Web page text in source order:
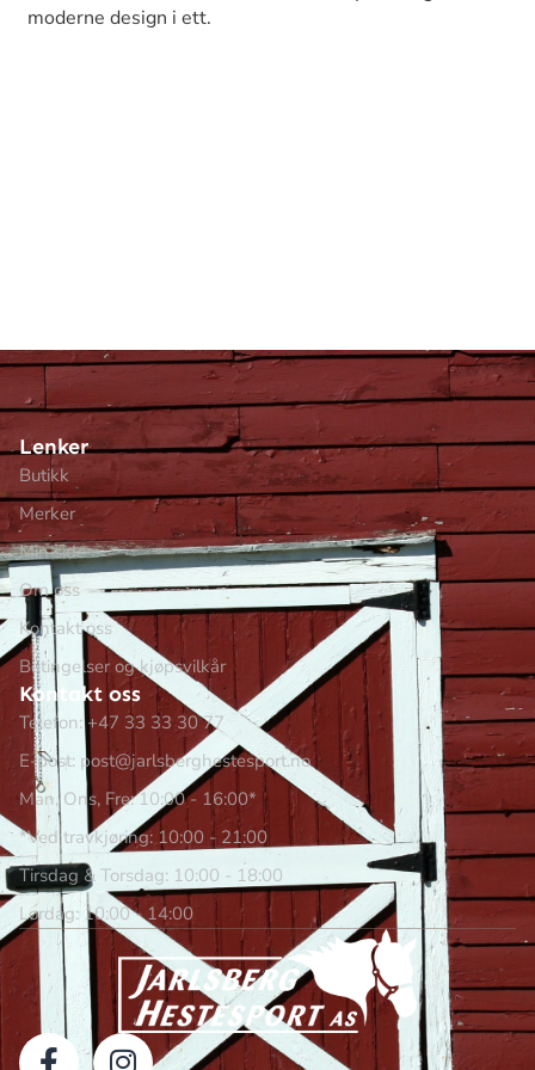
moderne design i ett.
Lenker
Butikk
Merker
Min side
Om oss
Kontakt oss
Betingelser og kjøpsvilkår
Kontakt oss
Telefon: +47 33 33 30 77
E-post: post@jarlsberghestesport.no
Man, Ons, Fre: 10:00 - 16:00*
*Ved travkjøring: 10:00 - 21:00
Tirsdag & Torsdag: 10:00 - 18:00
Lørdag: 10:00 - 14:00